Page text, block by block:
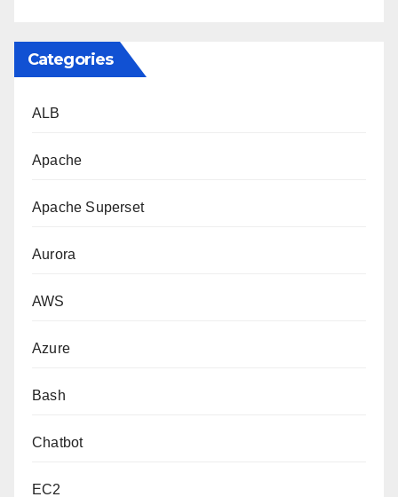
Categories
ALB
Apache
Apache Superset
Aurora
AWS
Azure
Bash
Chatbot
EC2